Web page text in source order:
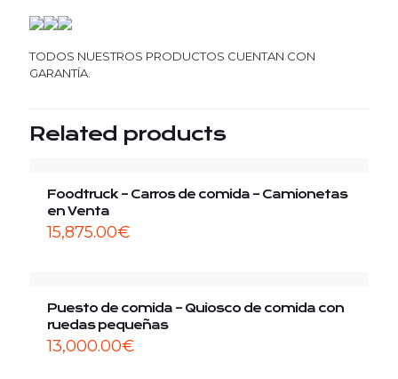
TODOS NUESTROS PRODUCTOS CUENTAN CON
GARANTÍA.
Related products
Foodtruck – Carros de comida – Camionetas
en Venta
15,875.00€
Puesto de comida – Quiosco de comida con
ruedas pequeñas
13,000.00€